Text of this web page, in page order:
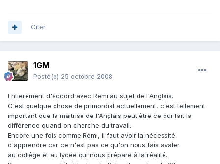
Citer
1GM
Posté(e) 25 octobre 2008
Entièrement d'accord avec Rémi au sujet de l'Anglais.
C'est quelque chose de primordial actuellement, c'est tellement
important que la maitrise de l'Anglais peut être ce qui fait la
différence quand on cherche du travail.
Encore une fois comme Rémi, il faut avoir la nécessité
d'apprendre car ce n'est pas ce qu'on nous fais avaler
au collége et au lycée qui nous prépare à la réalité.